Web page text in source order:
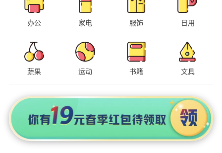
办公 家电 服饰 日用
蔬果 运动 书籍 文具